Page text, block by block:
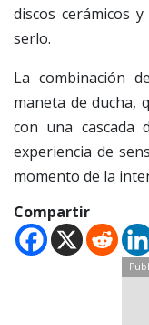
discos cerámicos
serlo.
La combinación
maneta de ducha,
con una cascada
experiencia de
momento de la
Compartir